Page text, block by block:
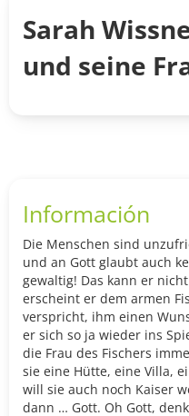
Sarah
und seine
Información
Die Menschen sind
und an Gott glaubt auch
gewaltig! Das kann er
erscheint er dem armen
verspricht, ihm einen
er sich so ja wieder ins
die Frau des Fischers
sie eine Hütte, eine Villa,
will sie auch noch Kaiser
dann … Gott. Oh Gott,